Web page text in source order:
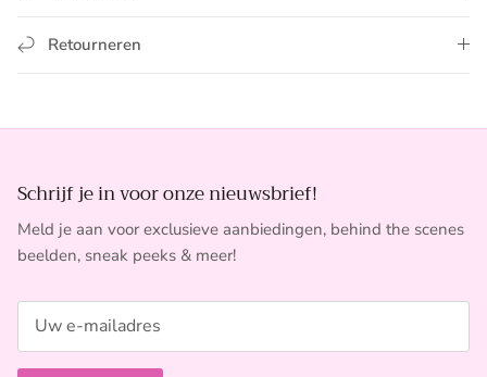
Retourneren
Schrijf je in voor onze nieuwsbrief!
Meld je aan voor exclusieve aanbiedingen, behind the scenes
beelden, sneak peeks & meer!